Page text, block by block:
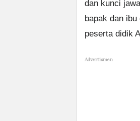
dan kunci
bapak dan
peserta didik
Advertismen